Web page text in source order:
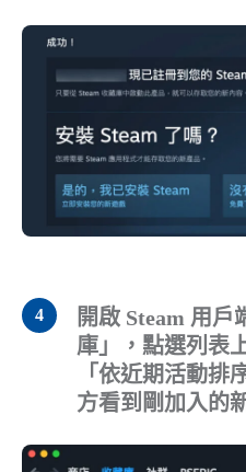
開啟 Steam 用戶
庫」，點選列表
「依近期活動排
方看到剛加入的